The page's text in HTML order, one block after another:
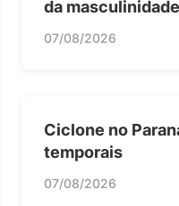
da
07/08/2026
Ciclone no
temporais
07/08/2026